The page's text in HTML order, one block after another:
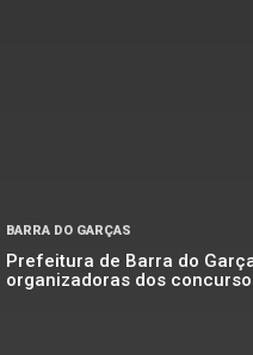
BARRA DO GARÇAS
Prefeitura de Barra do
organizadoras dos